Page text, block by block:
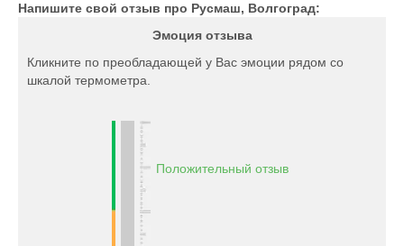
Напишите свой отзыв про Русмаш, Волгоград:
Эмоция отзыва
Кликните по преобладающей у Вас эмоции рядом со
шкалой термометра.
Положительный отзыв